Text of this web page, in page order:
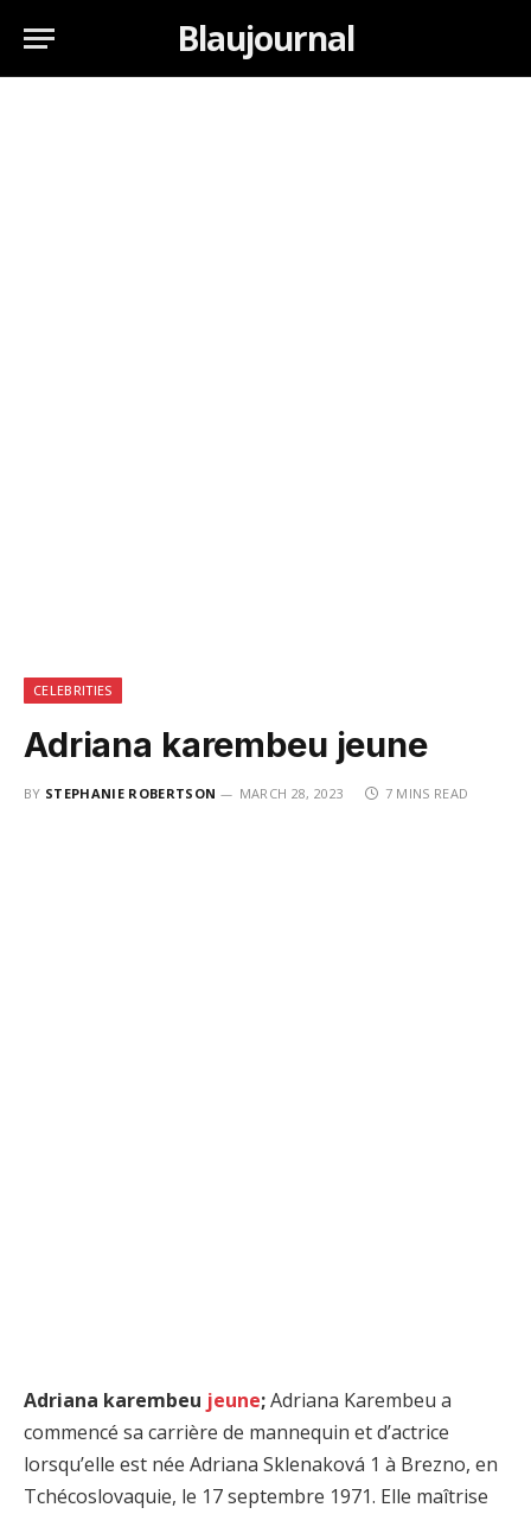
Blaujournal
CELEBRITIES
Adriana karembeu jeune
BY STEPHANIE ROBERTSON MARCH 28, 2023 7 MINS READ
Adriana karembeu jeune;Adriana Karembeu a
commencé sa carrière de mannequin et d’actrice
lorsqu’elle est née Adriana Sklenaková 1 à Brezno, en
Tchécoslovaquie, le 17 septembre 1971. Elle maîtrise